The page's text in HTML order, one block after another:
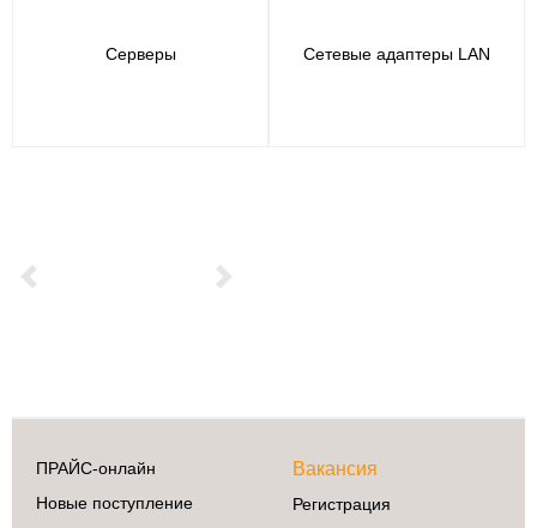
Previous Next
Серверы Сетевые адаптеры LAN
ПРАЙС-онлайн
Новые поступление
Вакансия
Регистрация